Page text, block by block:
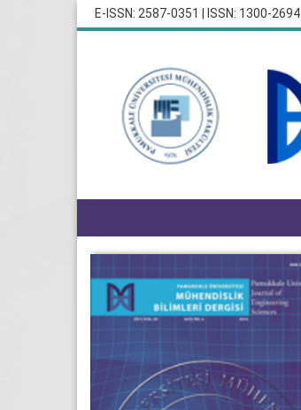
E-ISSN: 2587-0351 | ISSN: 1300-2694